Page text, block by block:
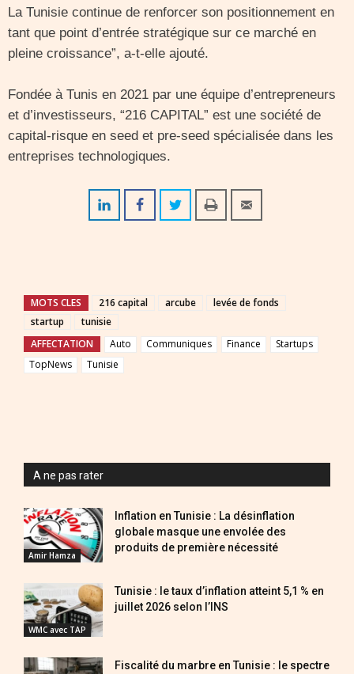
La Tunisie continue de renforcer son positionnement en
tant que point d’entrée stratégique sur ce marché en
pleine croissance”, a-t-elle ajouté.
Fondée à Tunis en 2021 par une équipe d’entrepreneurs
et d’investisseurs, “216 CAPITAL” est une société de
capital-risque en seed et pre-seed spécialisée dans les
entreprises technologiques.
MOTS CLES 216 capital arcube
levée de fonds
startup
tunisie
AFFECTATION
Auto Communiques Finance
Startups
TopNews
Tunisie
A ne pas rater
Amir Hamza
Inflation en Tunisie : La désinflation
globale masque une envolée des
produits de première nécessité
WMC avec TAP
Tunisie : le taux d’inflation atteint 5,1 % en
juillet 2026 selon l’INS
Fiscalité du marbre en Tunisie : le spectre